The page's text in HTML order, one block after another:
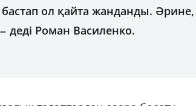
ол қайта жанданды. Әрине,
– деді Роман Василенко.